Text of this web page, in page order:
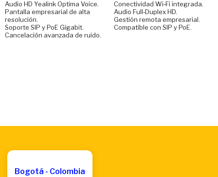
Audio HD Yealink Optima Voice.
Pantalla empresarial de alta
resolución.
Soporte SIP y PoE Gigabit.
Cancelación avanzada de ruido.
Conectividad Wi‑Fi integrada.
Audio Full‑Duplex HD.
Gestión remota empresarial.
Compatible con SIP y PoE.
Bogotá - Colombia